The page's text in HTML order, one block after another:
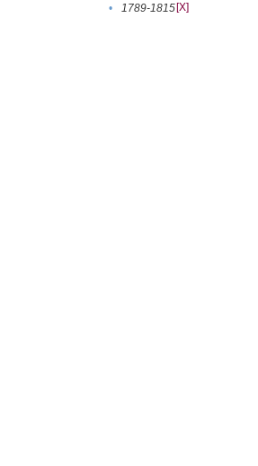
•
1789-1815[X]